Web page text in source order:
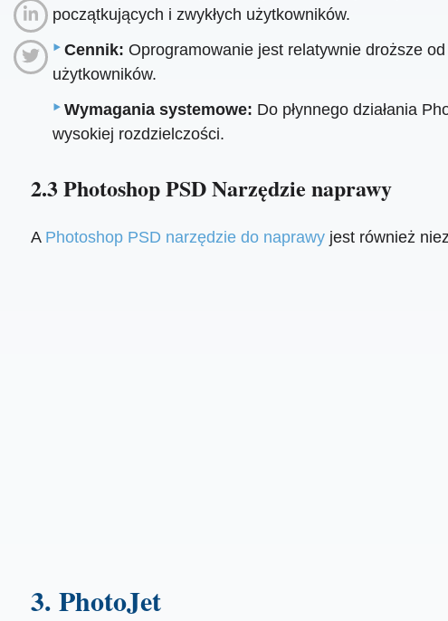
początkujących i zwykłych użytkowników.
Cennik: Oprogramowanie jest relatywnie droższe
użytkowników.
Wymagania systemowe: Do płynnego działania
wysokiej rozdzielczości.
2.3 Photoshop PSD Narzędzie naprawy
A Photoshop PSD narzędzie do naprawyjest również
3. PhotoJet